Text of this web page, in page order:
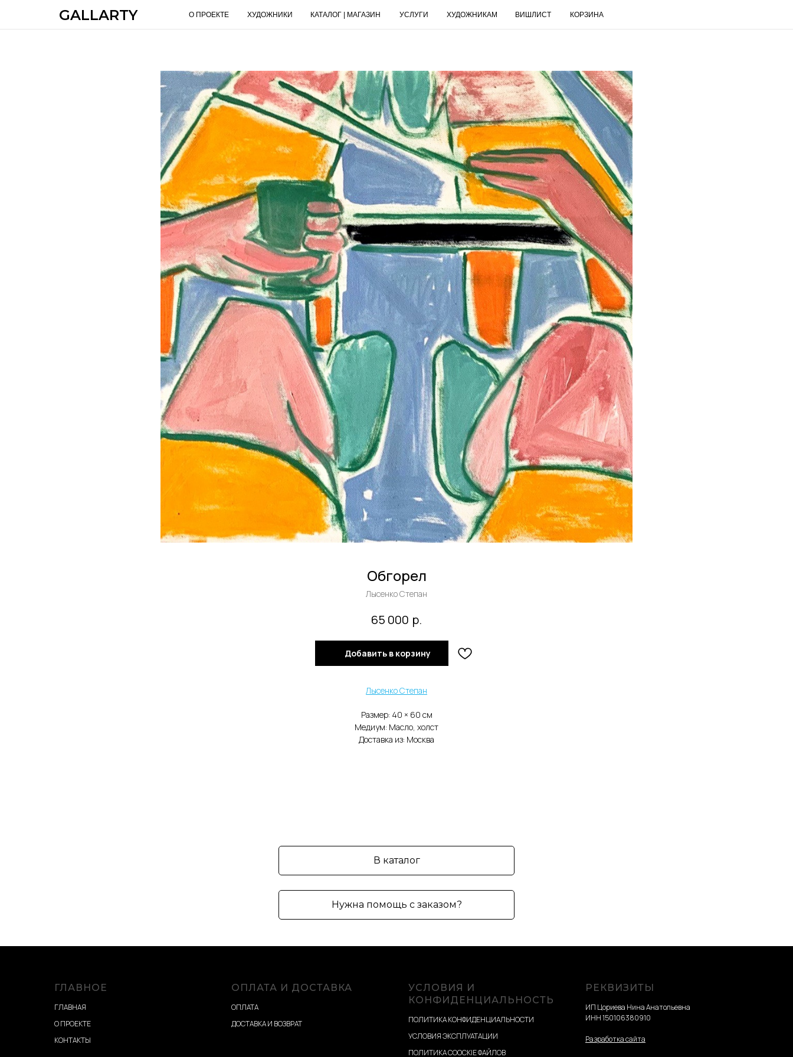
О ПРОЕКТЕ ХУДОЖНИКИ КАТАЛОГ | МАГАЗИН
Поиск
GALLARTY КОРЗИНА
ВИШЛИСТ
ХУДОЖНИКАМ
УСЛУГИ
Обгорел
Лысенко Степан
65 000 р.
Добавить в корзину
Лысенко Степан
Размер: 40 × 60 см
Медиум: Масло, холст
Доставка из: Москва
В каталог
Нужна помощь с заказом?
ГЛАВНОЕ
ГЛАВНАЯ
О ПРОЕКТЕ
КОНТАКТЫ
ОПЛАТА И ДОСТАВКА
ОПЛАТА
ДОСТАВКА И ВОЗВРАТ
УСЛОВИЯ И
КОНФИДЕНЦИАЛЬНОСТЬ
ПОЛИТИКА КОНФИДЕНЦИАЛЬНОСТИ
УСЛОВИЯ ЭКСПЛУАТАЦИИ
ПОЛИТИКА COOCKIE ФАЙЛОВ
РЕКВИЗИТЫ
ИП Цориева Нина Анатольевна
ИНН 150106380910
Разработка сайта